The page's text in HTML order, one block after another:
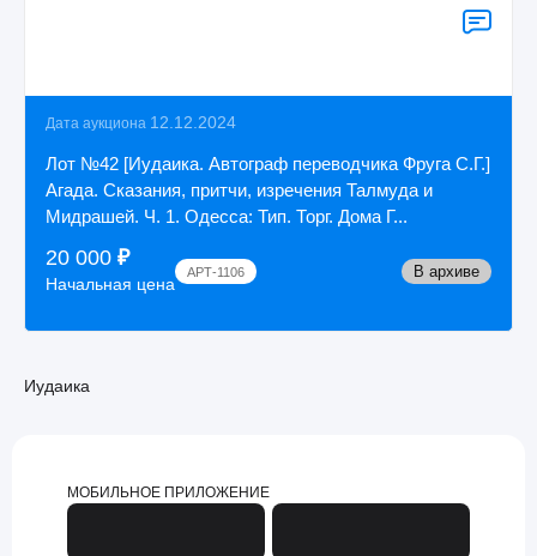
Дата аукциона 12.12.2024
Лот №42 [Иудаика. Автограф переводчика Фруга С.Г.]
Агада. Сказания, притчи, изречения Талмуда и
Мидрашей. Ч. 1. Одесса: Тип. Торг. Дома Г...
20 000 ₽
Начальная цена
АРТ-1106 В архиве
Иудаика
МОБИЛЬНОЕ ПРИЛОЖЕНИЕ